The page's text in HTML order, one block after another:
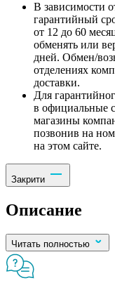
В зависимости
гарантийный
от 12 до 60
обменять или
дней. Обмен/
отделениях
доставки.
Для
в официальные
магазины
позвонив на
на этом сайте.
Закрити
Описание
Читать полностью